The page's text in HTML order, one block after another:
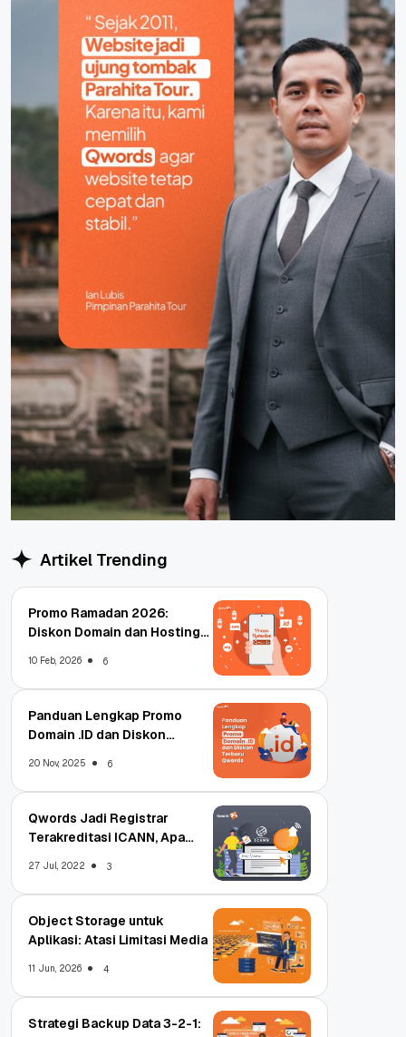
Artikel Trending
Promo Ramadan 2026:
Diskon Domain dan Hosting
10 Feb, 2026 6
Panduan Lengkap Promo
Domain .ID dan Diskon
20 Nov, 2025 6
Qwords Jadi Registrar
Terakreditasi ICANN, Apa
27 Jul, 2022 3
Object Storage untuk
Aplikasi: Atasi Limitasi Media
11 Jun, 2026 4
Strategi Backup Data 3-2-1: